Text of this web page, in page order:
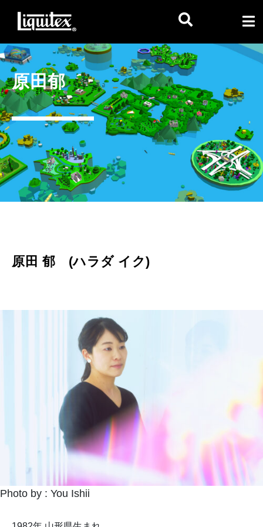
原田郁
原田 郁 (ハラダ イク)
Photo by : You Ishii